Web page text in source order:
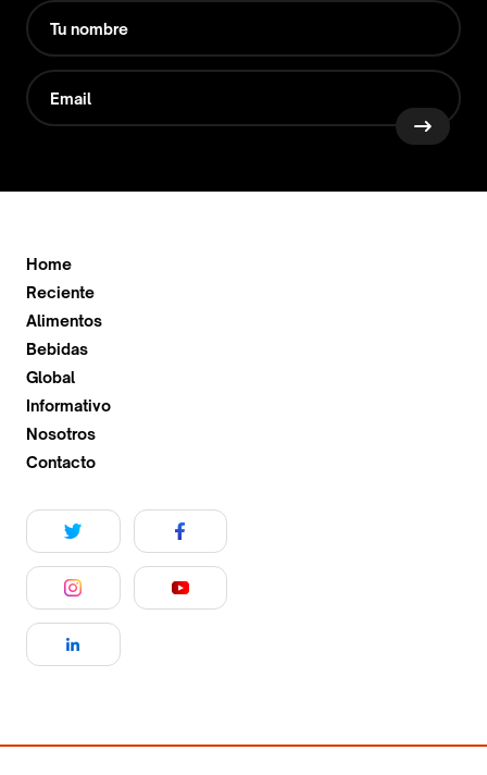
Home
Reciente
Alimentos
Bebidas
Global
Informativo
Nosotros
Contacto